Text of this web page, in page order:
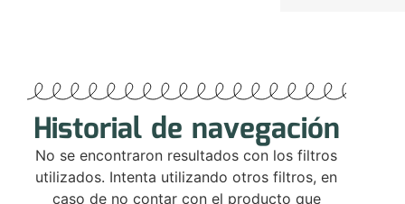
Historial de navegación
No se encontraron resultados con los filtros
utilizados. Intenta utilizando otros filtros, en
caso de no contar con el producto que